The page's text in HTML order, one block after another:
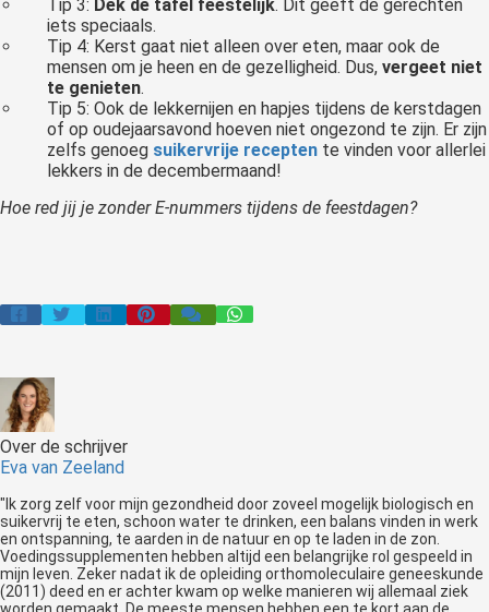
Tip 3: Dek de tafel feestelijk. Dit geeft de gerechten
iets speciaals.
Tip 4: Kerst gaat niet alleen over eten, maar ook de
mensen om je heen en de gezelligheid. Dus,vergeet niet
te genieten.
Tip 5: Ook de lekkernijen en hapjes tijdens de kerstdagen
of op oudejaarsavond hoeven niet ongezond te zijn. Er zijn
zelfs genoeg suikervrije recepten te vinden voor allerlei
lekkers in de decembermaand!
Hoe red jij je zonder E-nummers tijdens de feestdagen?
Over de schrijver
Eva van Zeeland
"Ik zorg zelf voor mijn gezondheid door zoveel mogelijk biologisch en
suikervrij te eten, schoon water te drinken, een balans vinden in werk
en ontspanning, te aarden in de natuur en op te laden in de zon.
Voedingssupplementen hebben altijd een belangrijke rol gespeeld in
mijn leven. Zeker nadat ik de opleiding orthomoleculaire geneeskunde
(2011) deed en er achter kwam op welke manieren wij allemaal ziek